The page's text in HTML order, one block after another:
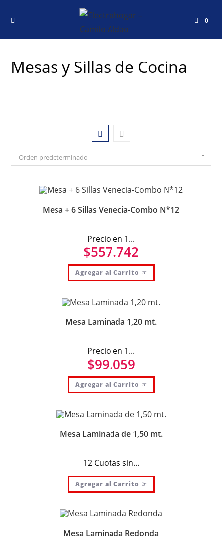
0
Mesas y Sillas de Cocina
Orden predeterminado
Mesa + 6 Sillas Venecia-Combo N*12
Precio en 1...
$557.742
Agregar al Carrito ☞
Mesa Laminada 1,20 mt.
Precio en 1...
$99.059
Agregar al Carrito ☞
Mesa Laminada de 1,50 mt.
12 Cuotas sin...
Agregar al Carrito ☞
Mesa Laminada Redonda